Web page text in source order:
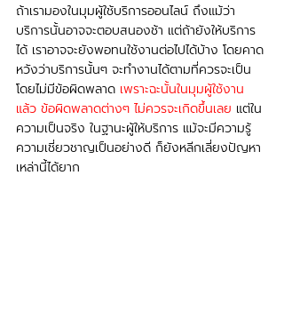
ถ้าเรามองในมุมผู้ใช้บริการออนไลน์ ถึงแม้ว่า
บริการนั้นอาจจะตอบสนองช้า แต่ถ้ายังให้บริการ
ได้ เราอาจจะยังพอทนใช้งานต่อไปได้บ้าง โดยคาด
หวังว่าบริการนั้นๆ จะทำงานได้ตามที่ควรจะเป็น
โดยไม่มีข้อผิดพลาด เพราะฉะนั้นในมุมผู้ใช้งาน
แล้ว ข้อผิดพลาดต่างๆ ไม่ควรจะเกิดขึ้นเลย แต่ใน
ความเป็นจริง ในฐานะผู้ให้บริการ แม้จะมีความรู้
ความเชี่ยวชาญเป็นอย่างดี ก็ยังหลีกเลี่ยงปัญหา
เหล่านี้ได้ยาก